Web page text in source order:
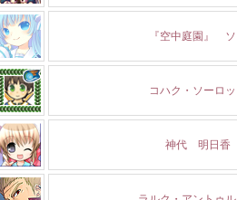
『空中庭園』
コハク・ソーロ
神代 明日香